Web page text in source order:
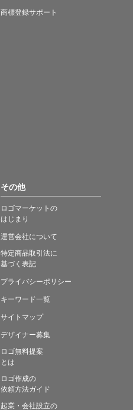
商標登録サポート
その他
ロゴマーケットの
はじまり
運営会社について
特定商品取引法に
基づく表記
プライバシーポリシー
キーワード一覧
サイトマップ
デザイナー募集
ロゴ無料提案
とは
ロゴ作成の
依頼方法ガイド
起業・会社設立の